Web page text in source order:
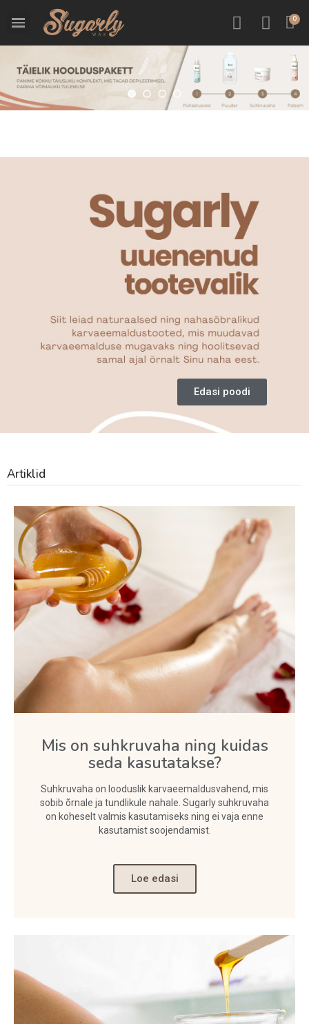
Edasi poodi
Artiklid
Mis on suhkruvaha ning kuidas
seda kasutatakse?
Suhkruvaha on looduslik karvaeemaldusvahend, mis
sobib õrnale ja tundlikule nahale. Sugarly suhkruvaha
on koheselt valmis kasutamiseks ning ei vaja enne
kasutamist soojendamist.
Loe edasi